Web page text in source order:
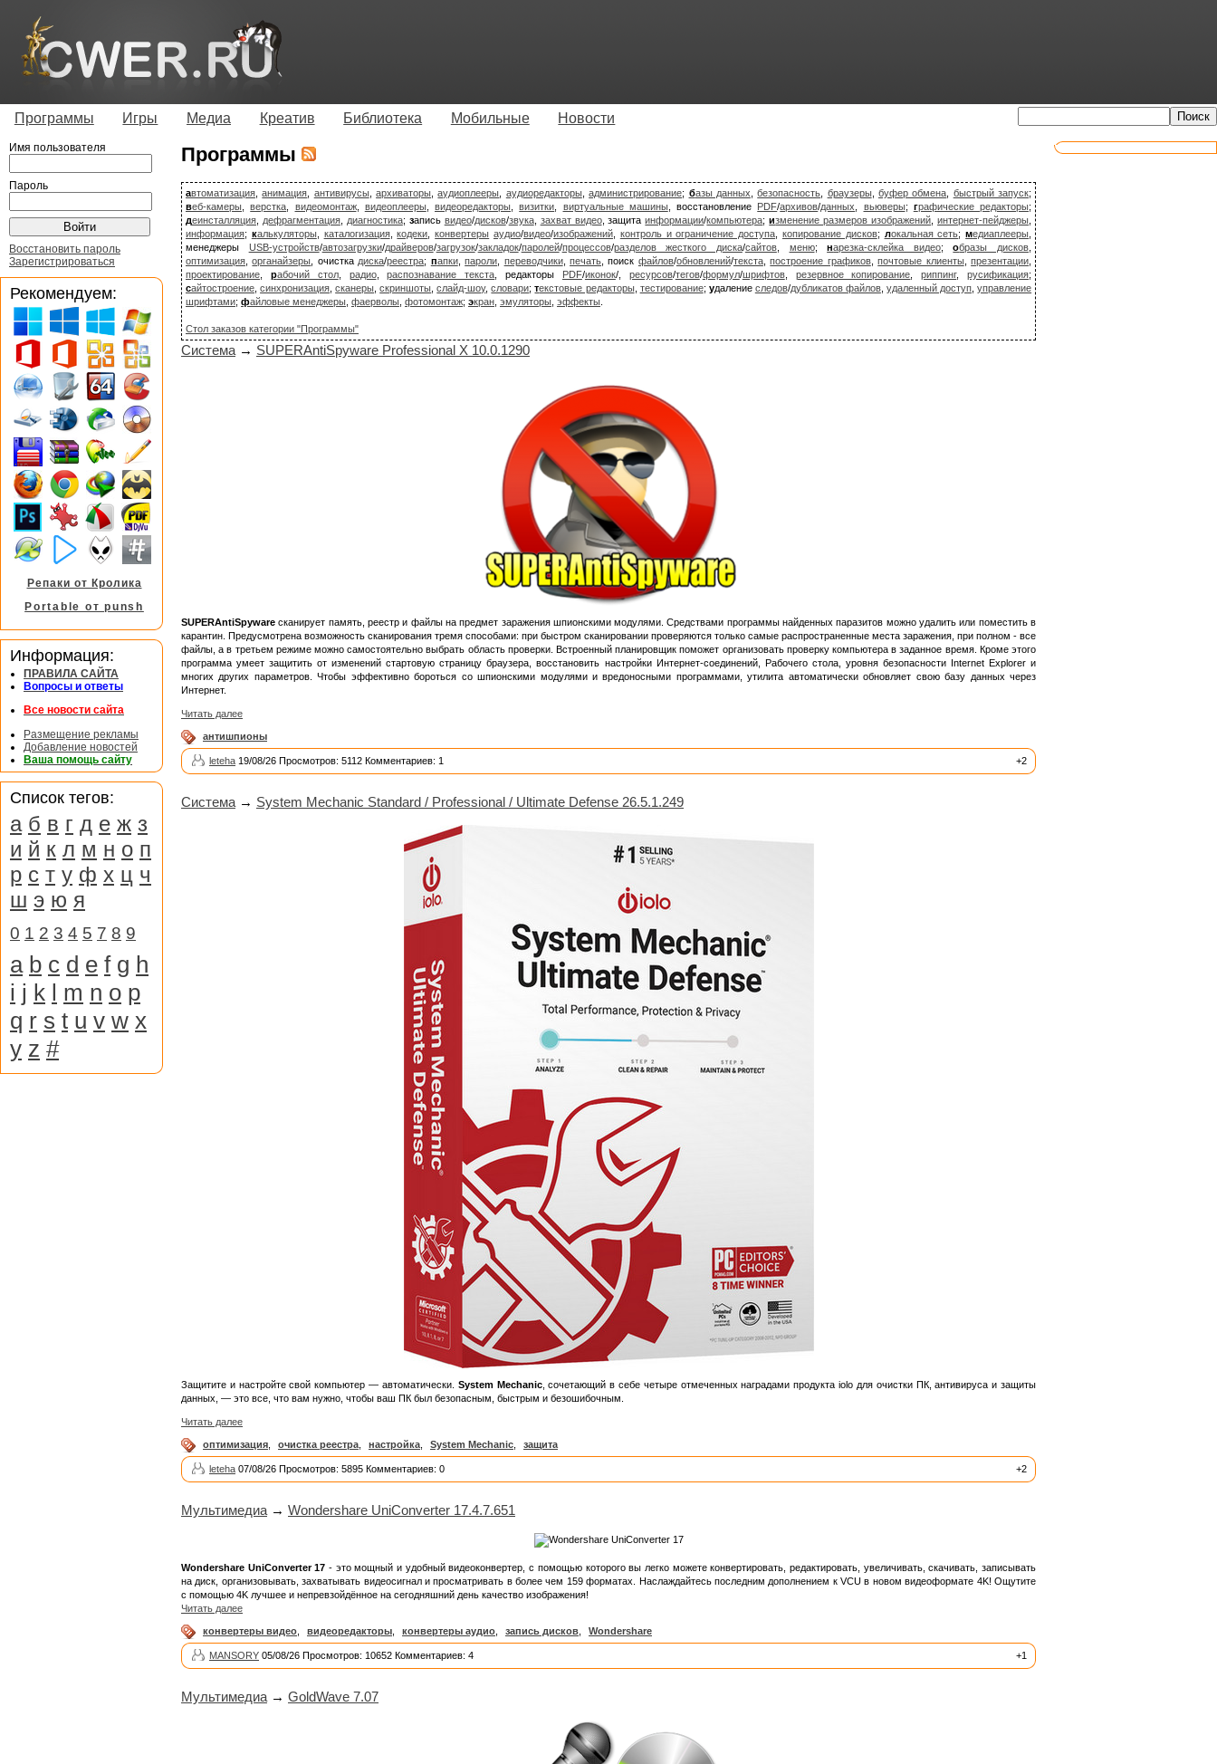
Программы Игры Медиа Креатив Библиотека Мобильные Новости
Программы
автоматизация ,анимация антивирусы,архиваторы ,аудиоплееры аудиоредакторы,администрирование; базы данных ,безопасность браузеры, буфер обмена быстрый запуск;
веб-камеры ,верстка видеомонтаж, видеоплееры, видеоредакторы ,визитки виртуальные машины, восстановление PDF/архивов/данных вьюверы; графические редакторы;
деинсталляция дефрагментация, диагностика; запись видео/дисков/звука, захват видео, защитаинформации/компьютера;изменение размеров изображений ,интернет-пейджеры
информация; калькуляторы, каталогизация,кодеки ,конвертеры аудио/видео/изображений, контроль и ограничение доступа копирование дисков; локальная сеть;медиаплееры
менеджеры USB-устройств/автозагрузки/драйверов/загрузок/закладок/паролей/процессов/разделов жесткого диска/сайтов, меню;нарезка-склейка видео;образы дисков
оптимизация ,органайзеры , очистка диска/реестра; папки,пароли переводчики,печать , поиск файлов/обновлений/текста,построение графиков,почтовые клиенты,презентации
проектирование
рабочий стол, радио,распознавание текста , редакторы PDF/иконок/, ресурсов/тегов/формул/шрифтов, резервное копирование ,риппинг,русификация;
сайтостроение ,синхронизация ,сканеры ,скриншоты ,слайд-шоу,словари;текстовые редакторы, тестирование; удаление следов/дубликатов файлов, удаленный доступ ,управление
шрифтами; файловые менеджеры фаерволы фотомонтаж; экран эмуляторы эффекты
Стол заказов категории "Программы"
Система → SUPERAntiSpyware Professional X 10.0.1290
SUPERAntiSpyware сканирует память, реестр и файлы на предмет заражения шпионскими модулями. Средствами программы найденных паразитов можно удалить или поместить в
карантин. Предусмотрена возможность сканирования тремя способами: при быстром сканировании проверяются только самые распространенные места заражения, при полном - все
файлы, а в третьем режиме можно самостоятельно выбрать область проверки. Встроенный планировщик поможет организовать проверку компьютера в заданное время. Кроме этого
программа умеет защитить от изменений стартовую страницу браузера, восстановить настройки Интернет-соединений, Рабочего стола, уровня безопасности Internet Explorer и
многих других параметров. Чтобы эффективно бороться со шпионскими модулями и вредоносными программами, утилита автоматически обновляет свою базу данных через
Интернет.
Читать далее
антишпионы
leteha 19/08/26 Просмотров: 5112 Комментариев: 1 +2
Система → System Mechanic Standard / Professional / Ultimate Defense 26.5.1.249
Защитите и настройте свой компьютер — автоматически. System Mechanic, сочетающий в себе четыре отмеченных наградами продукта iolo для очистки ПК, антивируса и защиты
данных, — это все, что вам нужно, чтобы ваш ПК был безопасным, быстрым и безошибочным.
Читать далее
оптимизация очистка реестра настройка System Mechanic защита
leteha 07/08/26 Просмотров: 5895 Комментариев: 0 +2
Мультимедиа → Wondershare UniConverter 17.4.7.651
Wondershare UniConverter 17 - это мощный и удобный видеоконвертер, с помощью которого вы легко можете конвертировать, редактировать, увеличивать, скачивать, записывать
на диск, организовывать, захватывать видеосигнал и просматривать в более чем 159 форматах. Наслаждайтесь последним дополнением к VCU в новом видеоформате 4K! Ощутите
с помощью 4K лучшее и непревзойдённое на сегодняшний день качество изображения!
Читать далее
конвертеры видео видеоредакторы конвертеры аудио запись дисков Wondershare
MANSORY 05/08/26 Просмотров: 10652 Комментариев: 4 +1
Мультимедиа → GoldWave 7.07
Имя пользователя
Пароль
Восстановить пароль
Зарегистрироваться
Рекомендуем:
Репаки от Кролика
Portable от punsh
Информация:
ПРАВИЛА САЙТА
Вопросы и ответы
Все новости сайта
Размещение рекламы
Добавление новостей
Ваша помощь сайту
Список тегов:
а б в г д е ж з
и й к л м н о п
р с т у ф х ц ч
ш э ю я
0 1 2 3 4 5 7 8 9
a b c d e f g h
i j k l m n o p
q r s t u v w x
y z #